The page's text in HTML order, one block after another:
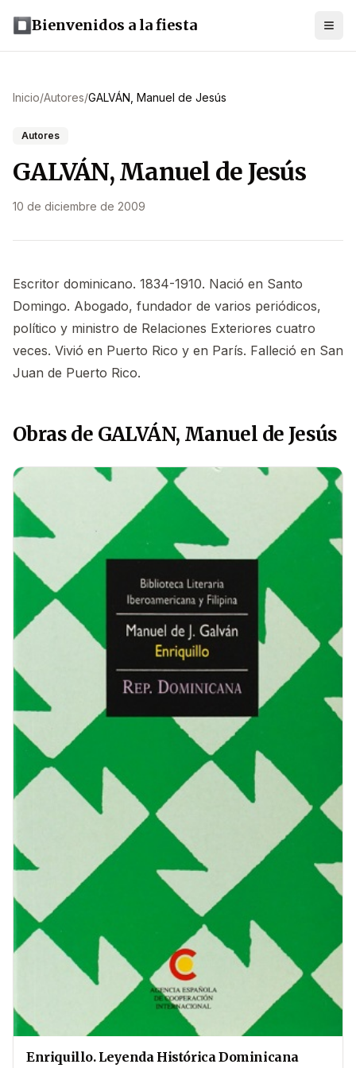
Bienvenidos a la fiesta
Inicio/Autores/GALVÁN, Manuel de Jesús
Autores
GALVÁN, Manuel de Jesús
10 de diciembre de 2009
Escritor dominicano. 1834-1910. Nació en Santo
Domingo. Abogado, fundador de varios periódicos,
político y ministro de Relaciones Exteriores cuatro
veces. Vivió en Puerto Rico y en París. Falleció en San
Juan de Puerto Rico.
Obras de GALVÁN, Manuel de Jesús
Enriquillo. Leyenda Histórica Dominicana